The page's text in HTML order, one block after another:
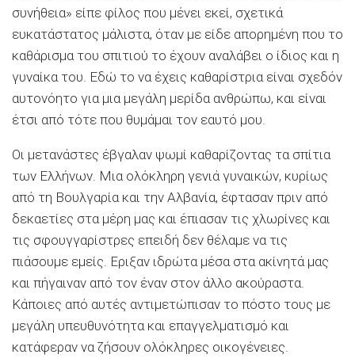
συνήθεια» είπε φίλος που μένει εκεί, σχετικά
ευκατάστατος μάλιστα, όταν με είδε απορημένη που το
καθάρισμα του σπιτιού το έχουν αναλάβει ο ίδιος και η
γυναίκα του. Εδώ το να έχεις καθαρίστρια είναι σχεδόν
αυτονόητο για μια μεγάλη μερίδα ανθρώπω, και είναι
έτσι από τότε που θυμάμαι τον εαυτό μου.
Οι μετανάστες έβγαλαν ψωμί καθαρίζοντας τα σπίτια
των Ελλήνων. Μια ολόκληρη γενιά γυναικών, κυρίως
από τη Βουλγαρία και την Αλβανία, έφτασαν πριν από
δεκαετίες στα μέρη μας και έπιασαν τις χλωρίνες και
τις σφουγγαρίστρες επειδή δεν θέλαμε να τις
πιάσουμε εμείς. Εριξαν ιδρώτα μέσα στα ακίνητά μας
και πήγαιναν από τον έναν στον άλλο ακούραστα.
Κάποιες από αυτές αντιμετώπισαν το πόστο τους με
μεγάλη υπευθυνότητα και επαγγελματισμό και
κατάφεραν να ζήσουν ολόκληρες οικογένειες.